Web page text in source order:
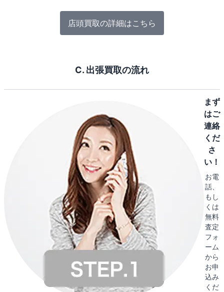
店頭買取の詳細はこちら
C. 出張買取の流れ
まず
はご
連絡
くだ
さ
い！
お電
話、
もし
くは
無料
査定
フォ
ーム
から
お申
込み
くだ